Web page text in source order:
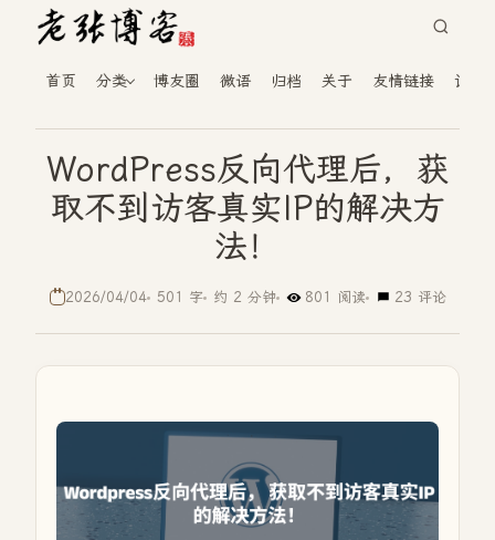
首页 分类 博友圈 微语 归档 关于 友情链接 读者
WordPress反向代理后，获
取不到访客真实IP的解决方
法！
2026/04/04 501 字 约 2 分钟 801 阅读 23 评论